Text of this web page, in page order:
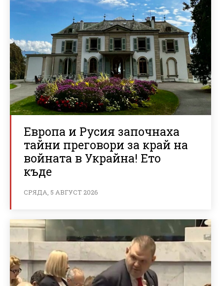
Европа и Русия започнаха
тайни преговори за край на
войната в Украйна! Ето
къде
СРЯДА, 5 АВГУСТ 2026